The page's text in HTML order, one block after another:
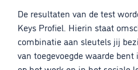
De resultaten van de test
Keys Profiel. Hierin staat
combinatie aan sleutels jij
van toegevoegde waarde